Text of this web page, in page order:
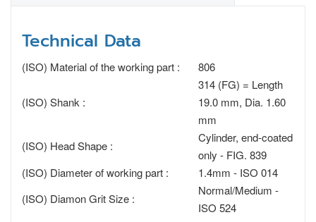
Technical Data
(ISO) Material of the working part : 806
(ISO) Shank :
314 (FG) = Length
19.0 mm, Dia. 1.60
mm
(ISO) Head Shape :
Cylinder, end-coated
only - FIG. 839
(ISO) Diameter of working part :
1.4mm - ISO 014
(ISO) Diamon Grit Size :
Normal/Medium -
ISO 524